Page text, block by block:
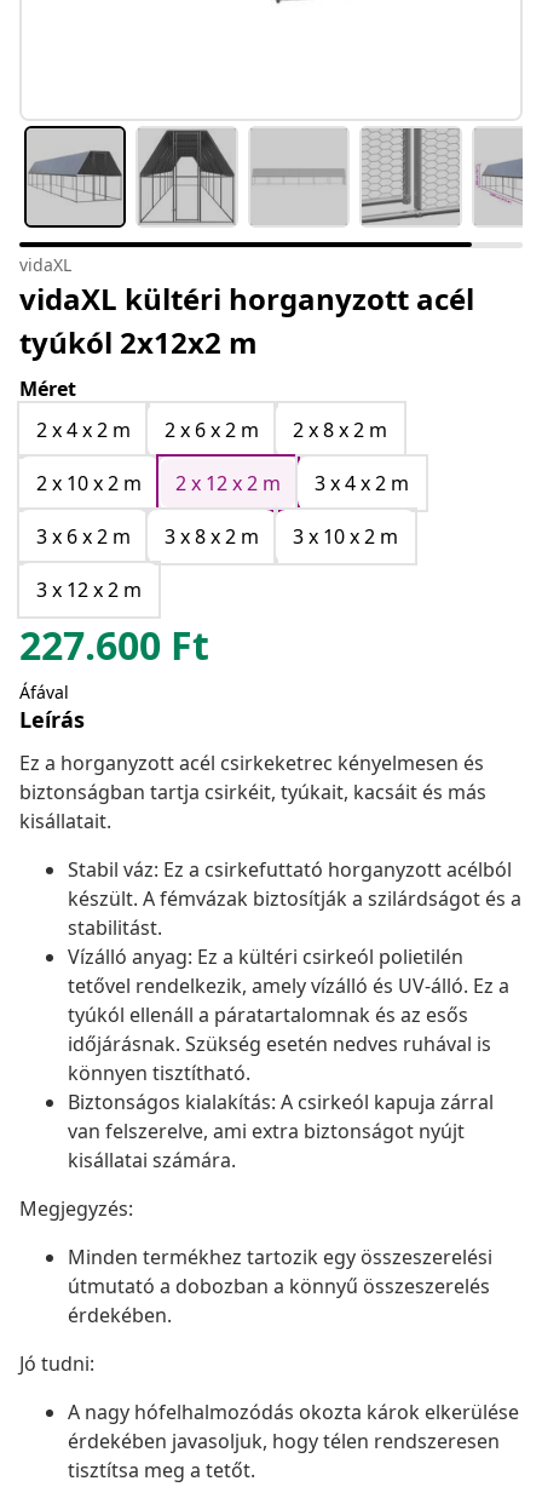
vidaXL
vidaXL kültéri horganyzott acél
tyúkól 2x12x2 m
Méret
2 x 4 x 2 m
2 x 6 x 2 m
2 x 8 x 2 m
2 x 10 x 2 m
2 x 12 x 2 m
3 x 4 x 2 m
3 x 6 x 2 m
3 x 8 x 2 m
3 x 10 x 2 m
3 x 12 x 2 m
227.600 Ft
Áfával
Leírás
Ez a horganyzott acél csirkeketrec kényelmesen és
biztonságban tartja csirkéit, tyúkait, kacsáit és más
kisállatait.
Stabil váz: Ez a csirkefuttató horganyzott acélból
készült. A fémvázak biztosítják a szilárdságot és a
stabilitást.
Vízálló anyag: Ez a kültéri csirkeól polietilén
tetővel rendelkezik, amely vízálló és UV-álló. Ez a
tyúkól ellenáll a páratartalomnak és az esős
időjárásnak. Szükség esetén nedves ruhával is
könnyen tisztítható.
Biztonságos kialakítás: A csirkeól kapuja zárral
van felszerelve, ami extra biztonságot nyújt
kisállatai számára.
Megjegyzés:
Minden termékhez tartozik egy összeszerelési
útmutató a dobozban a könnyű összeszerelés
érdekében.
Jó tudni:
A nagy hófelhalmozódás okozta károk elkerülése
érdekében javasoljuk, hogy télen rendszeresen
tisztítsa meg a tetőt.